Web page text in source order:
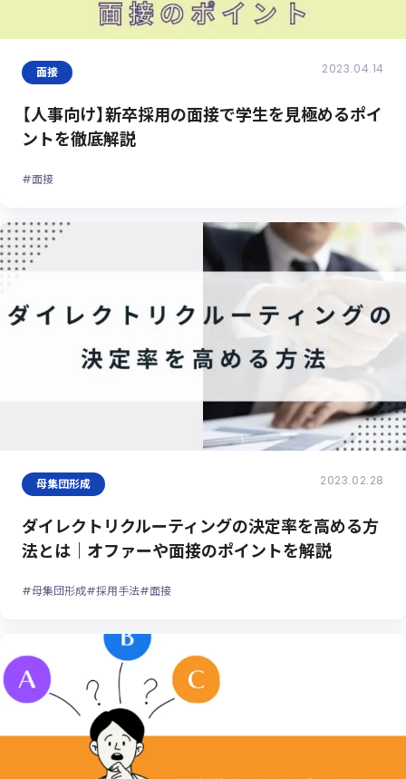
面接 2023.04.14
【人事向け】新卒採用の面接で学生を見極めるポイ
ントを徹底解説
#面接
母集団形成 2023.02.28
ダイレクトリクルーティングの決定率を高める方
法とは｜オファーや面接のポイントを解説
#母集団形成#採用手法#面接